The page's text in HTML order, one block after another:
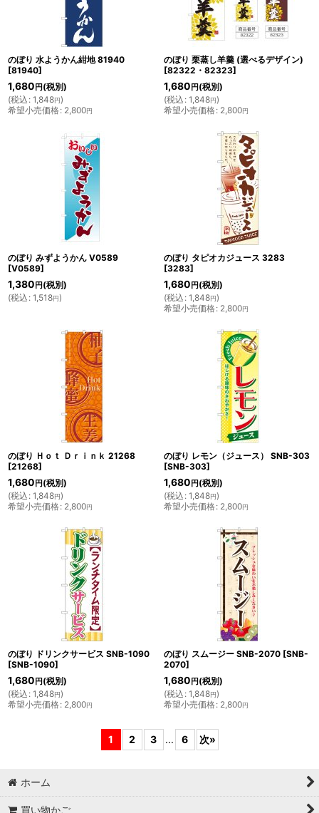
のぼり 水ようかん紺地 81940
[81940]
1,680 円 (税別)
(税込 : 1,848円)
希望小売価格: 2,800円
のぼり 栗蒸し羊羹 (選べるデザイン)
[82322・82323]
1,680 円 (税別)
(税込 : 1,848円)
希望小売価格: 2,800円
のぼり みずようかん V0589
[V0589]
1,380 円 (税別)
(税込 : 1,518円)
のぼり タピオカジュース 3283
[3283]
1,680 円 (税別)
(税込 : 1,848円)
希望小売価格: 2,800円
のぼり Ｈｏｔ Ｄｒｉｎｋ 21268
[21268]
1,680 円 (税別)
(税込 : 1,848円)
希望小売価格: 2,800円
のぼり レモン（ジュース） SNB-303
[SNB-303]
1,680 円 (税別)
(税込 : 1,848円)
希望小売価格: 2,800円
のぼり ドリンクサービス SNB-1090
[SNB-1090]
1,680 円 (税別)
(税込 : 1,848円)
希望小売価格: 2,800円
のぼり スムージー SNB-2070 [SNB-
2070]
1,680 円 (税別)
(税込 : 1,848円)
希望小売価格: 2,800円
1 2 3 ... 6 次»
ホーム
買い物かご